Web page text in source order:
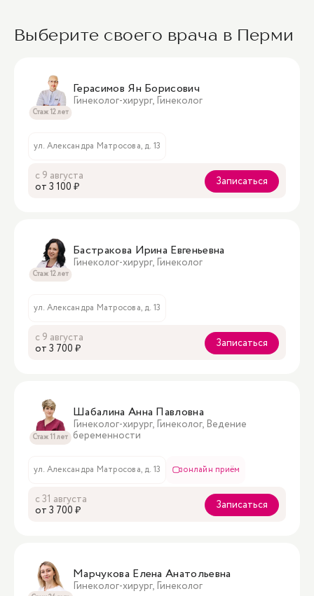
Выберите своего врача в Перми
Стаж 12 лет
Герасимов Ян Борисович
Гинеколог-хирург, Гинеколог
ул. Александра Матросова, д. 13
с 9 августа
oт 3 100 ₽
Записаться
Стаж 12 лет
Бастракова Ирина Евгеньевна
Гинеколог-хирург, Гинеколог
ул. Александра Матросова, д. 13
с 9 августа
oт 3 700 ₽
Записаться
Стаж 11 лет
Шабалина Анна Павловна
Гинеколог-хирург, Гинеколог, Ведение
беременности
ул. Александра Матросова, д. 13 онлайн приём
с 31 августа
oт 3 700 ₽
Записаться
Марчукова Елена Анатольевна
Гинеколог-хирург, Гинеколог